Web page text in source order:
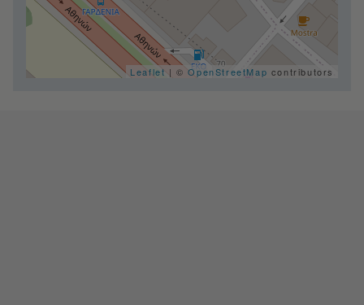
Leaflet | ©OpenStreetMap contributors